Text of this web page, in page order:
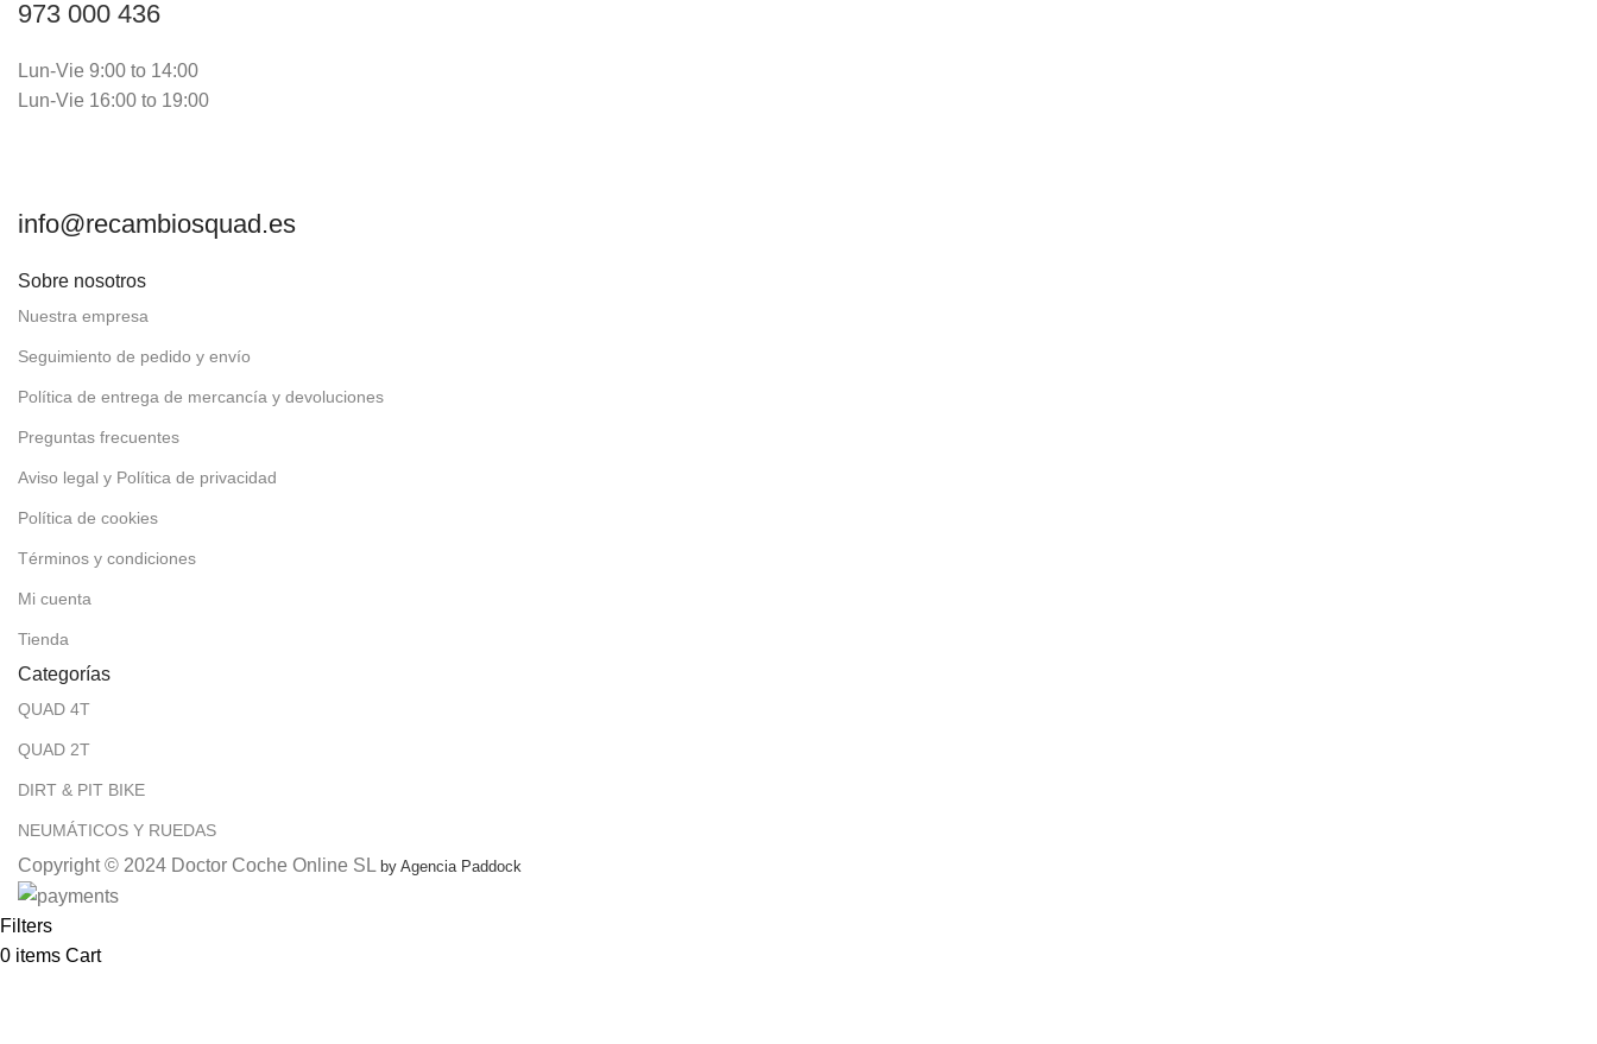
973 000 436
Lun-Vie 9:00 to 14:00
Lun-Vie 16:00 to 19:00
info@recambiosquad.es
Sobre nosotros
Nuestra empresa
Seguimiento de pedido y envío
Política de entrega de mercancía y devoluciones
Preguntas frecuentes
Aviso legal y Política de privacidad
Política de cookies
Términos y condiciones
Mi cuenta
Tienda
Categorías
QUAD 4T
QUAD 2T
DIRT & PIT BIKE
NEUMÁTICOS Y RUEDAS
Copyright © 2024 Doctor Coche Online SL by Agencia Paddock
Filters
0 items Cart